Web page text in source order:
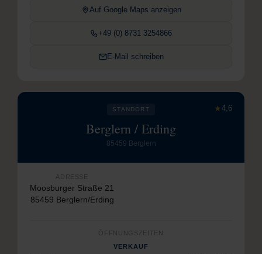
Auf Google Maps anzeigen
+49 (0) 8731 3254866
E-Mail schreiben
★4,6
STANDORT
Berglern / Erding
85459 Berglern
ADRESSE
Moosburger Straße 21
85459 Berglern/Erding
ÖFFNUNGSZEITEN
VERKAUF